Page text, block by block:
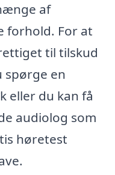
af
forhold. For at
til tilskud
spørge en
eller du kan få
audiolog som
høretest